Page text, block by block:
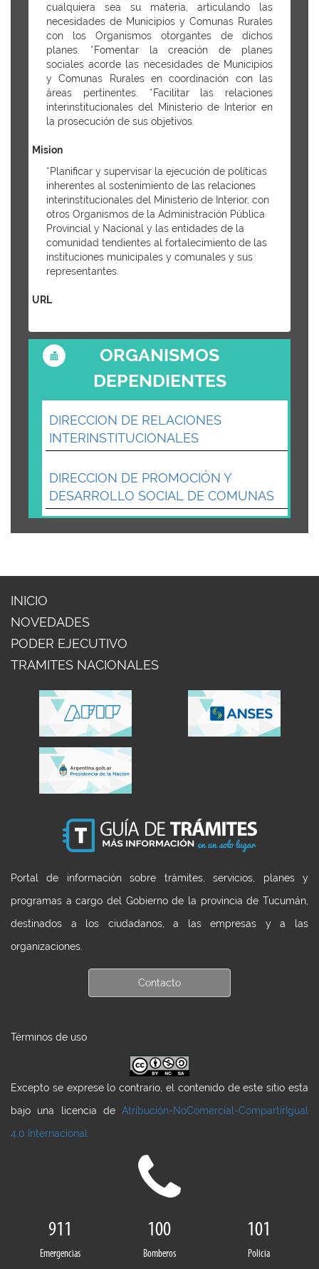
cualquiera sea su materia, articulando las
necesidades de Municipios y Comunas Rurales
con los Organismos otorgantes de dichos
planes. *Fomentar la creación de planes
sociales acorde las necesidades de Municipios
y Comunas Rurales en coordinación con las
áreas pertinentes. *Facilitar las relaciones
interinstitucionales del Ministerio de Interior en
la prosecución de sus objetivos.
Mision
*Planificar y supervisar la ejecución de políticas
inherentes al sostenimiento de las relaciones
interinstitucionales del Ministerio de Interior, con
otros Organismos de la Administración Pública
Provincial y Nacional y las entidades de la
comunidad tendientes al fortalecimiento de las
instituciones municipales y comunales y sus
representantes.
URL
ORGANISMOS
DEPENDIENTES
DIRECCION DE RELACIONES
INTERINSTITUCIONALES
DIRECCION DE PROMOCIÓN Y
DESARROLLO SOCIAL DE COMUNAS
INICIO
NOVEDADES
PODER EJECUTIVO
TRAMITES NACIONALES
Portal de información sobre trámites, servicios, planes y
programas a cargo del Gobierno de la provincia de Tucumán,
destinados a los ciudadanos, a las empresas y a las
organizaciones.
Contacto
Términos de uso
Excepto se exprese lo contrario, el contenido de este sitio esta
bajo una licencia de Atribución-NoComercial-CompartirIgual
4.0 Internacional
911
Emergencias
100
Bomberos
101
Policia